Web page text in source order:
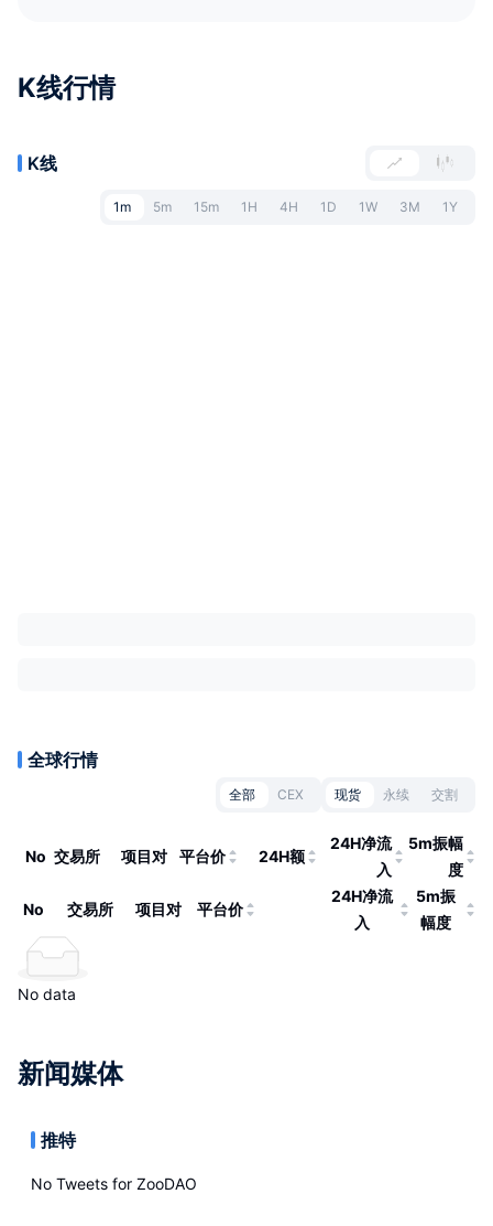
K线行情
K线
1m 5m 15m 1H 4H 1D 1W 3M 1Y
全球行情
全部 CEX 现货 永续 交割
No 交易所 项目对 平台价 24H额
24H净流
入
5m振幅
度
No 交易所 项目对 平台价
24H净流
入
5m振
幅度
No data
新闻媒体
推特
No Tweets for ZooDAO